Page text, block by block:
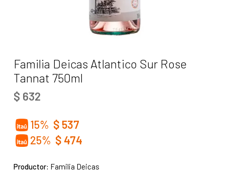
Familia Deicas Atlantico Sur Rose
Tannat 750ml
$ 632
15% $ 537
25% $ 474
Productor: Familia Deicas